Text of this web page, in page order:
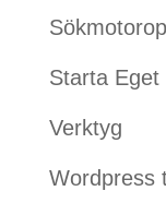
Starta Eget
Verktyg
Wordpress